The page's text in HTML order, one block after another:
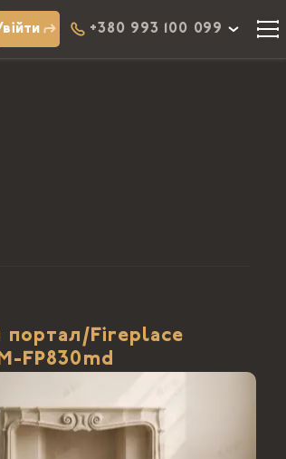
+380 993 100 099
портал/Fireplace
FP830md